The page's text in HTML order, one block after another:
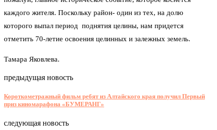
каждого жителя. Поскольку район- один из тех, на долю
которого выпал период поднятия целины, нам придется
отметить 70-летие освоения целинных и залежных земель.
Тамара Яковлева.
предыдущая новость
Короткометражный фильм ребят из Алтайского края получил Первый
приз киномарафона «БУМЕРАНГ»
следующая новость